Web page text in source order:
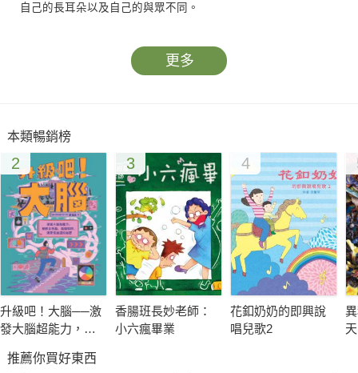
自己的長耳朵以及自己的與眾不同。
透過本書能夠回顧自己的行為，了解到「不一樣」並不是一件害
羞或要被嘲弄的事!
缺乏自信心是許多孩童與父母都會遇到的課題，
因為希望孩子比他人高、比他人聰明、比他人乖巧，不知不覺中
讓孩子感到自卑和畏縮。
這本書的主角「奉奉」，因為想要遮住又大又難看的耳朵，經歷
了許多事，
也因此展開了自信心尋找大作戰。
請父母及孩子，一起閱讀這本書有趣的繪本，
更多
本類暢銷榜
2
升級吧！大腦──激
發大腦超能力，破
阱、演算法操控的
3
香腸班長妙老師：
小六瘋畢業
4
花釦奶奶的即興說
唱兒歌2
推薦你買好東西